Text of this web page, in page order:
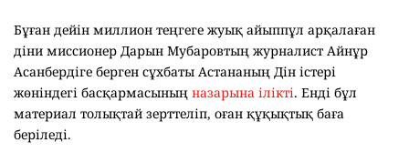
Бұған дейін миллион теңгеге жуық айыппұл арқалаған
діни миссионер Дарын Мубаровтың журналист Айнұр
Асанбердіге берген сұхбаты Астананың Дін істері
жөніндегі басқармасының назарына ілікті. Енді бұл
материал толықтай зерттеліп, оған құқықтық баға
беріледі.